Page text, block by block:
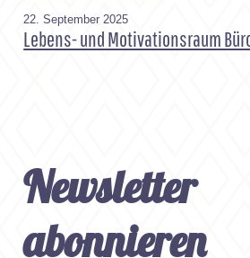
22. September 2025
Lebens- und Motivationsraum
Newsletter
abonnieren